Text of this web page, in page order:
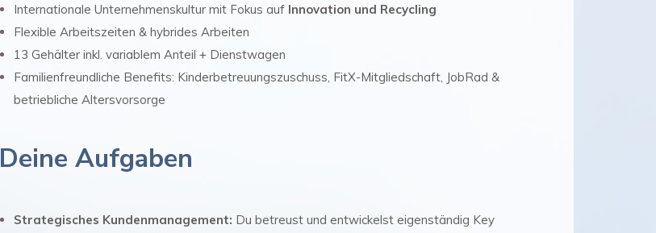
Internationale Unternehmenskultur mit Fokus auf Innovation und Recycling
Flexible Arbeitszeiten & hybrides Arbeiten
13 Gehälter inkl. variablem Anteil + Dienstwagen
Familienfreundliche Benefits: Kinderbetreuungszuschuss, FitX-Mitgliedschaft, JobRad &
betriebliche Altersvorsorge
Deine Aufgaben
Strategisches Kundenmanagement: Du betreust und entwickelst eigenständig Key